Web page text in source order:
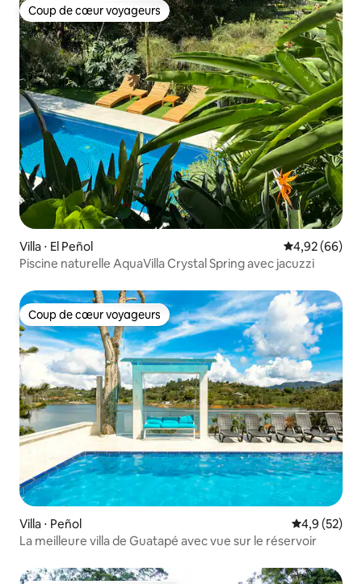
Coup de cœur voyageurs
Coup de cœur voyageurs
Villa ⋅ El Peñol Évaluation
4,92 (66)
Piscine naturelle AquaVilla Crystal Spring avec jacuzzi
Coup de cœur voyageurs
Coup de cœur voyageurs
Villa ⋅ Peñol Évaluation
4,9 (52)
La meilleure villa de Guatapé avec vue sur le réservoir